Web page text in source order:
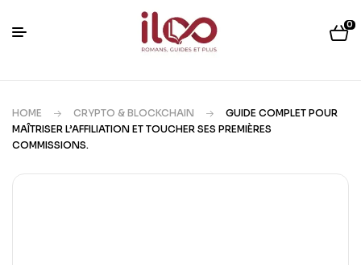
0
HOME CRYPTO & BLOCKCHAIN
GUIDE COMPLET POUR
MAÎTRISER L’AFFILIATION ET TOUCHER SES PREMIÈRES
COMMISSIONS.